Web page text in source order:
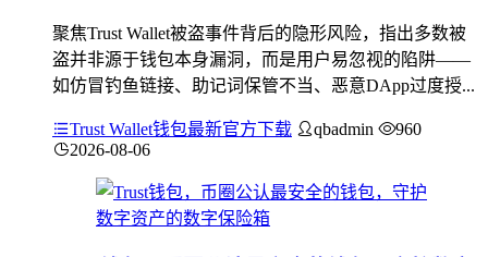
聚焦Trust Wallet被盗事件背后的隐形风险，指出多数被
盗并非源于钱包本身漏洞，而是用户易忽视的陷阱——
如仿冒钓鱼链接、助记词保管不当、恶意DApp过度授...
Trust Wallet钱包最新官方下载 qbadmin
960
2026-08-06